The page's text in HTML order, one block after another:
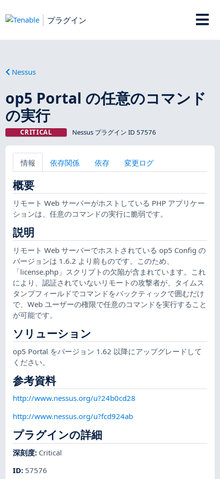
プラグイン
Nessus
op5 Portal の任意のコマンド
の実行
CRITICAL Nessus プラグイン ID 57576
情報 依存関係 依存 変更ログ
概要
リモート Web サーバーがホストしている PHP アプリケー
ションは、任意のコマンドの実行に脆弱です。
説明
リモート Web サーバーでホストされている op5 Config の
バージョンは 1.6.2 より前ものです。このため、
「license.php」スクリプトの欠陥が含まれています。これ
により、認証されていないリモートの攻撃者が、タイムス
タンプフィールドでコマンドをバックティックで囲むだけ
で、Web ユーザーの権限で任意のコマンドを実行すること
が可能です。
ソリューション
op5 Portal をバージョン 1.62 以降にアップグレードして
ください。
参考資料
http://www.nessus.org/u?24b0cd28
http://www.nessus.org/u?fcd924ab
プラグインの詳細
深刻度: Critical
ID: 57576